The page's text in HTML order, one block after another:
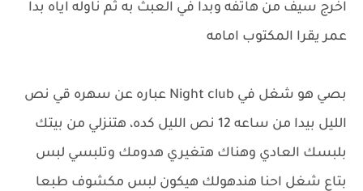
اخرج سيف من هاتفه وبدا في العبث به ثم ناوله اياه بدا
عمر يقرا المكتوب امامه
بصي هو شغل في Night club عباره عن سهره قي نص
الليل بيدا من ساعه 12 نص الليل كده، هتنزلي من بيتك
بلبسك العادي وهناك هتغيري هدومك وتلبسي لبس
بتاع شغل احنا هندهولك هيكون لبس مكشوف طبعا